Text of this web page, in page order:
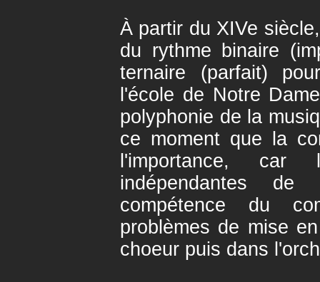
À partir du XIVe
du rythme binaire
ternaire (parfait)
l'école de Notre
polyphonie de la
ce moment que la
l'importance, car
indépendantes
compétence du
problèmes de mise
choeur puis dans